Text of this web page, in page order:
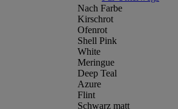
Nach Farbe
Kirschrot
Ofenrot
Shell Pink
White
Meringue
Deep Teal
Azure
Flint
Schwarz matt